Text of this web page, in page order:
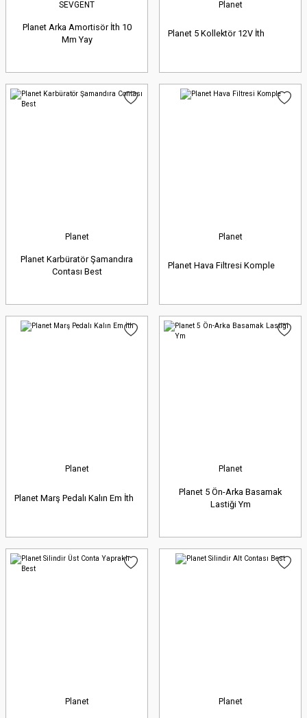
SEVGENT
Planet Arka Amortisör İth 10
Mm Yay
Planet
Planet 5 Kollektör 12V İth
Planet
Planet Karbüratör Şamandıra
Contası Best
Planet
Planet Hava Filtresi Komple
Planet
Planet Marş Pedalı Kalın Em İth
Planet
Planet 5 Ön-Arka Basamak
Lastiği Ym
Planet Planet